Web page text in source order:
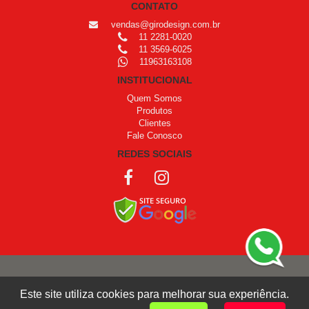
CONTATO
vendas@girodesign.com.br
11 2281-0020
11 3569-6025
11963163108
INSTITUCIONAL
Quem Somos
Produtos
Clientes
Fale Conosco
REDES SOCIAIS
Giro Design
Este site utiliza cookies para melhorar sua experiência.